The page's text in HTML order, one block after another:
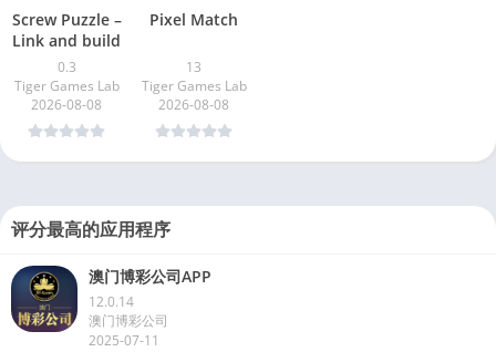
Screw Puzzle –
Link and build
0.3
Tiger Games Lab
2026-08-08
Pixel Match
13
Tiger Games Lab
2026-08-08
评分最高的应用程序
澳门博彩公司APP
12.0.14
澳门博彩公司
2025-07-11